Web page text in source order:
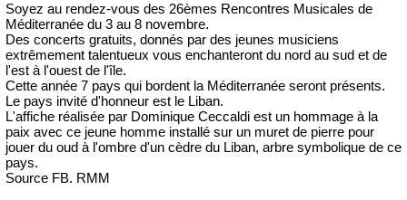
Soyez au rendez-vous des 26èmes Rencontres Musicales de
Méditerranée du 3 au 8 novembre.
Des concerts gratuits, donnés par des jeunes musiciens
extrêmement talentueux vous enchanteront du nord au sud et de
l'est à l'ouest de l'île.
Cette année 7 pays qui bordent la Méditerranée seront présents.
Le pays invité d'honneur est le Liban.
L'affiche réalisée par Dominique Ceccaldi est un hommage à la
paix avec ce jeune homme installé sur un muret de pierre pour
jouer du oud à l'ombre d'un cèdre du Liban, arbre symbolique de ce
pays.
Source FB. RMM